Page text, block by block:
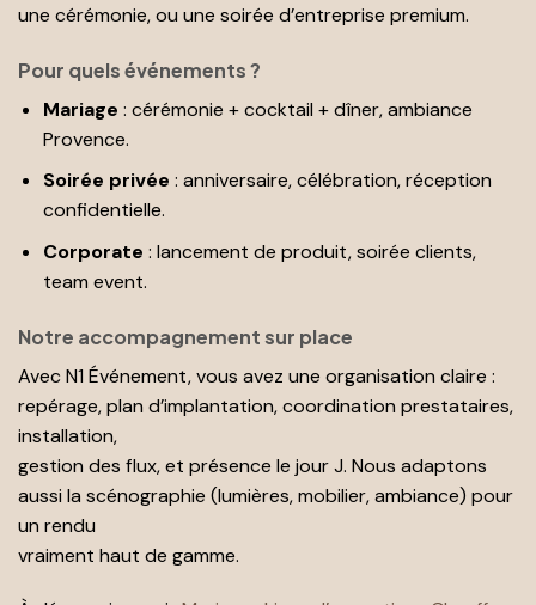
une cérémonie, ou une soirée d’entreprise premium.
Pour quels événements ?
Mariage : cérémonie + cocktail + dîner, ambiance
Provence.
Soirée privée : anniversaire, célébration, réception
confidentielle.
Corporate : lancement de produit, soirée clients,
team event.
Notre accompagnement sur place
Avec N1 Événement, vous avez une organisation claire :
repérage, plan d’implantation, coordination prestataires,
installation,
gestion des flux, et présence le jour J. Nous adaptons
aussi la scénographie (lumières, mobilier, ambiance) pour
un rendu
vraiment haut de gamme.